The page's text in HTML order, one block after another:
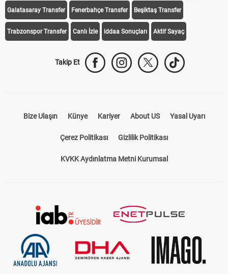
Galatasaray Transfer Fenerbahçe Transfer Beşiktaş Transfer
Trabzonspor Transfer Canlı İzle iddaa Sonuçları Aktif Sayaç
Takip Et
Bize Ulaşın Künye Kariyer About US Yasal Uyarı
Çerez Politikası Gizlilik Politikası
KVKK Aydınlatma Metni Kurumsal